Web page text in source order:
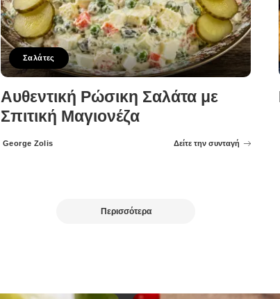
Σαλάτες
Αυθεντική Ρώσικη Σαλάτα με
Σπιτική Μαγιονέζα
Posted
George Zolis Δείτε την συνταγή
Περισσότερα